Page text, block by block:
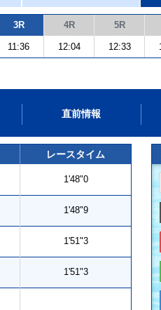
3R 4R 5R
11:36 12:04 12:33
直前情報
レースタイム
1'48"0
1'48"9
1'51"3
1'51"3